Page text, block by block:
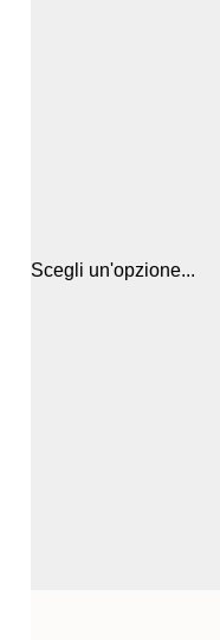
Scegli un'opzione...